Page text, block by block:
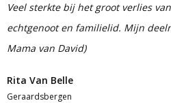
Veel sterkte bij het groot verlies
echtgenoot en familielid. Mijn
Mama van David)
Rita Van Belle
Geraardsbergen